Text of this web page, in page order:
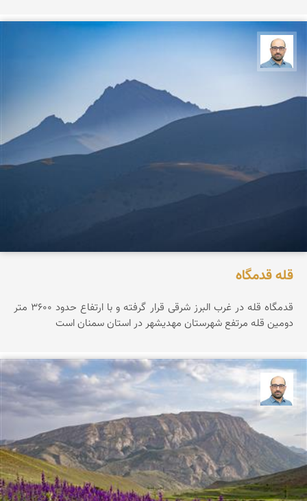
قله قدمگاه
قدمگاه قله در غرب البرز شرقی قرار گرفته و با ارتفاع حدود ۳۶0۰ متر
دومین قله مرتفع شهرستان مهدیشهر در استان سمنان است